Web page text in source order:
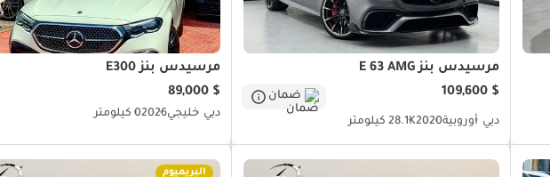
مرسيدس بنز E 63 AMG
$ 109,600
ضمان
دبي أوروبية202028.1K كيلومتر
مرسيدس بنز E300
$ 89,000
دبي خليجي20260 كيلومتر
البريميوم